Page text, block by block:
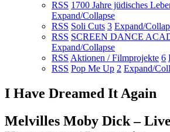
RSS 1700 Jahre jüdisches
Expand/Collapse
RSS Soli Cuts 3 Expand/
RSS SCREEN DANCE
Expand/Collapse
RSS Aktionen / Filmprojekte 6
RSS Pop Me Up 2 Expand/
I Have Dreamed It Again
Melvilles Moby Dick –